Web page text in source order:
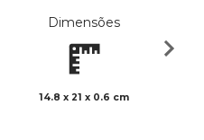
Dimensões
14.8 x 21 x 0.6 cm